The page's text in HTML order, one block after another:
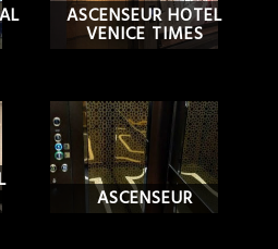
ASCENSEUR HOTEL
VENICE TIMES
ASCENSEUR